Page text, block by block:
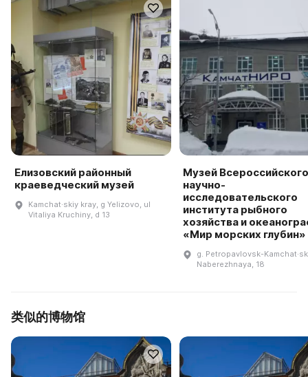
Елизовский районный
краеведческий музей
Kamchat·skiy kray, g Yelizovo, ul
Vitaliya Kruchiny, d 13
Музей Всероссийского
научно-
исследовательского
института рыбного
хозяйства и
«Мир морских глубин»
g. Petropavlovsk-
Naberezhnaya, 18
类似的博物馆